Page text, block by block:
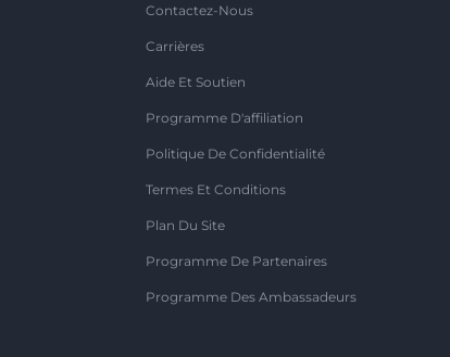
Contactez-Nous
Carrières
Aide Et Soutien
Programme D'affiliation
Politique De Confidentialité
Termes Et Conditions
Plan Du Site
Programme De Partenaires
Programme Des Ambassadeurs